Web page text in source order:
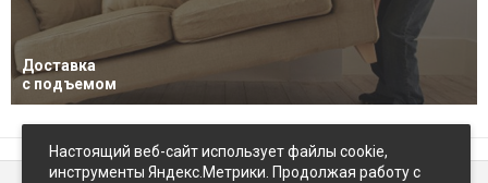
Доставка
с подъемом
Настоящий веб-сайт использует файлы cookie,
инструменты Яндекс.Метрики. Продолжая работу с